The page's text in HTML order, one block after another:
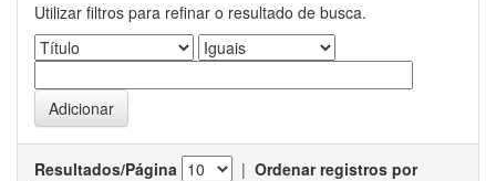
Utilizar filtros para refinar o resultado de busca.
Resultados/Página | Ordenar registros por